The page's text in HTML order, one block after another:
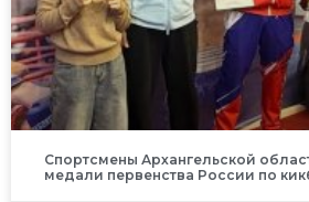
Спортсмены Архангельской
медали первенства России по